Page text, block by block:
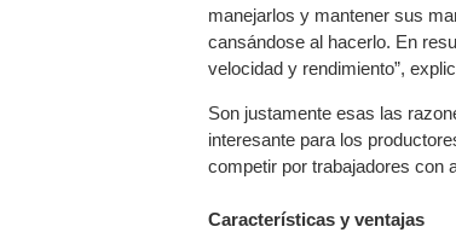
manejarlos y mantener sus
cansándose al hacerlo. En
velocidad y rendimiento”,
Son justamente esas las
interesante para los
competir por trabajadores con
Características y ventajas